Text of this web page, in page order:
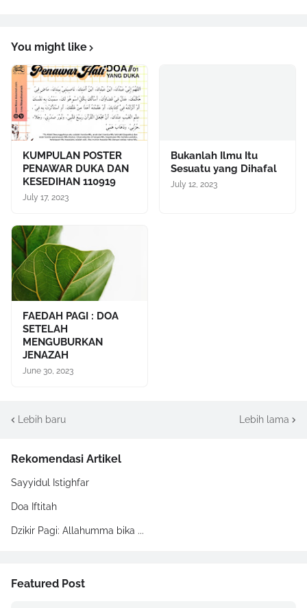
You might like
KUMPULAN POSTER
PENAWAR DUKA DAN
KESEDIHAN 110919
July 17, 2023
Bukanlah Ilmu Itu
Sesuatu yang Dihafal
July 12, 2023
FAEDAH PAGI : DOA
SETELAH
MENGUBURKAN
JENAZAH
June 30, 2023
Lebih baru Lebih lama
Rekomendasi Artikel
Sayyidul Istighfar
Doa Iftitah
Dzikir Pagi: Allahumma bika ...
Featured Post